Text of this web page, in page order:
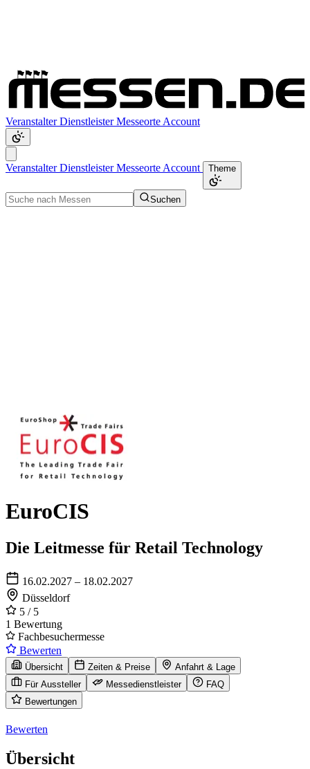
VeranstalterDienstleisterMesseorte Account
VeranstalterDienstleisterMesseorte Account Theme
Suchen
EuroCIS
Die Leitmesse für Retail Technology
16.02.2027 – 18.02.2027
Düsseldorf
5 / 5
1 Bewertung
Fachbesuchermesse
Bewerten
Übersicht Zeiten & Preise
Anfahrt & Lage
Für Aussteller
Messedienstleister
FAQ
Bewertungen
Bewerten
Übersicht